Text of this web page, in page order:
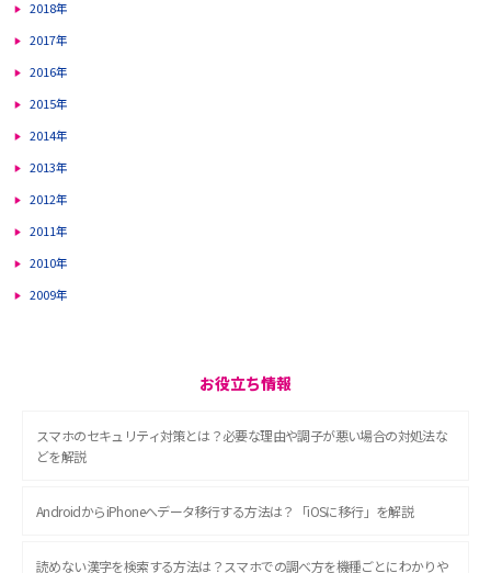
2018年
2017年
2016年
2015年
2014年
2013年
2012年
2011年
2010年
2009年
お役立ち情報
スマホのセキュリティ対策とは？必要な理由や調子が悪い場合の対処法な
どを解説
AndroidからiPhoneへデータ移行する方法は？「iOSに移行」を解説
読めない漢字を検索する方法は？スマホでの調べ方を機種ごとにわかりや